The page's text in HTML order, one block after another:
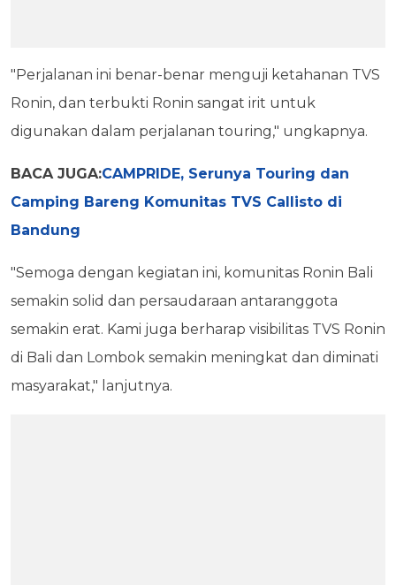
"Perjalanan ini benar-benar menguji ketahanan TVS
Ronin, dan terbukti Ronin sangat irit untuk
digunakan dalam perjalanan touring," ungkapnya.
BACA JUGA:CAMPRIDE, Serunya Touring dan
Camping Bareng Komunitas TVS Callisto di
Bandung
"Semoga dengan kegiatan ini, komunitas Ronin Bali
semakin solid dan persaudaraan antaranggota
semakin erat. Kami juga berharap visibilitas TVS Ronin
di Bali dan Lombok semakin meningkat dan diminati
masyarakat," lanjutnya.